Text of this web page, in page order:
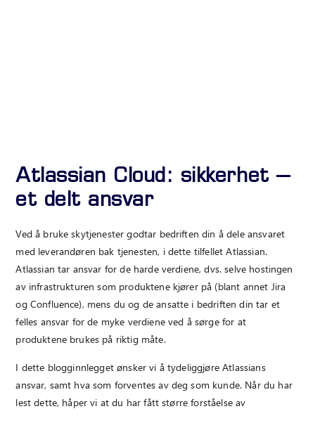
Atlassian Cloud: sikkerhet –
et delt ansvar
Ved å bruke skytjenester godtar bedriften din å dele ansvaret
med leverandøren bak tjenesten, i dette tilfellet Atlassian.
Atlassian tar ansvar for de harde verdiene, dvs. selve hostingen
av infrastrukturen som produktene kjører på (blant annet Jira
og Confluence), mens du og de ansatte i bedriften din tar et
felles ansvar for de myke verdiene ved å sørge for at
produktene brukes på riktig måte.
I dette blogginnlegget ønsker vi å tydeliggjøre Atlassians
ansvar, samt hva som forventes av deg som kunde. Når du har
lest dette, håper vi at du har fått større forståelse av